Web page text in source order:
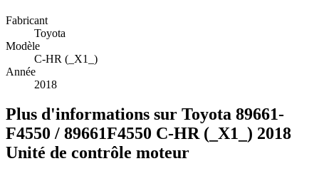
Fabricant
Toyota
Modèle
C-HR (_X1_)
Année
2018
Plus d'informations sur Toyota 89661-
F4550 / 89661F4550 C-HR (_X1_) 2018
Unité de contrôle moteur